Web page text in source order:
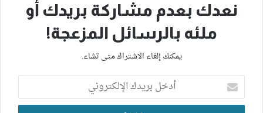
نعدك بعدم مشاركة بريدك أو
ملئه بالرسائل المزعجة!
يمكنك إلغاء الاشتراك متى تشاء.
أدخل
بريدك
الإلكتروني